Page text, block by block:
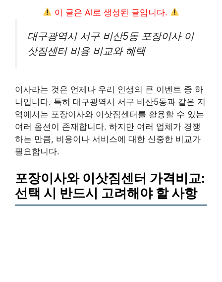
이 글은 AI로 생성된 글입니다.
대구광역시 서구 비산5동 포장이사 이
삿짐센터 비용 비교와 혜택
이사라는 것은 언제나 우리 인생의 큰 이벤트 중 하
나입니다. 특히 대구광역시 서구 비산5동과 같은 지
역에서는 포장이사와 이삿짐센터를 활용할 수 있는
여러 옵션이 존재합니다. 하지만 여러 업체가 경쟁
하는 만큼, 비용이나 서비스에 대한 신중한 비교가
필요합니다.
포장이사와 이삿짐센터 가격비교:
선택 시 반드시 고려해야 할 사항